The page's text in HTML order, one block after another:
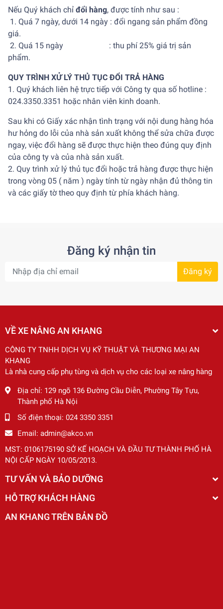
Nếu Quý khách chỉ đổi hàng, được tính như sau :
1. Quá 7 ngày, dưới 14 ngày : đổi ngang sản phẩm đồng
giá.
2. Quá 15 ngày : thu phí 25% giá trị sản
phẩm.
QUY TRÌNH XỬ LÝ THỦ TỤC ĐỔI TRẢ HÀNG
1. Quý khách liên hệ trực tiếp với Công ty qua số hotline :
024.3350.3351 hoặc nhân viên kinh doanh.
Sau khi có Giấy xác nhận tình trạng với nội dung hàng hóa
hư hỏng do lỗi của nhà sản xuất không thể sửa chữa được
ngay, việc đổi hàng sẽ được thực hiện theo đúng quy định
của công ty và của nhà sản xuất.
2. Quy trình xử lý thủ tục đổi hoặc trả hàng được thực hiện
trong vòng 05 ( năm ) ngày tính từ ngày nhận đủ thông tin
và các giấy tờ theo quy định từ phía khách hàng.
Đăng ký nhận tin
Đăng ký
VỀ XE NÂNG AN KHANG
CÔNG TY TNHH DỊCH VỤ KỸ THUẬT VÀ THƯƠNG MẠI AN
KHANG
Là nhà cung cấp phụ tùng và dịch vụ cho các loại xe nâng hàng
Địa chỉ: 129 ngõ 136 Đường Cầu Diễn, Phường Tây Tựu,
Thành phố Hà Nội
Số điện thoại: 024 3350 3351
Email: admin@akco.vn
MST: 0106175190 SỞ KẾ HOẠCH VÀ ĐẦU TƯ THÀNH PHỐ HÀ
NỘI CẤP NGÀY 10/05/2013.
TƯ VẤN VÀ BẢO DƯỠNG
HỖ TRỢ KHÁCH HÀNG
AN KHANG TRÊN BẢN ĐỒ